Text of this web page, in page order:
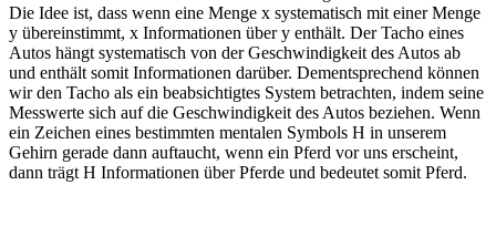
Die Idee ist, dass wenn eine Menge x systematisch mit einer Menge
y übereinstimmt, x Informationen über y enthält. Der Tacho eines
Autos hängt systematisch von der Geschwindigkeit des Autos ab
und enthält somit Informationen darüber. Dementsprechend können
wir den Tacho als ein beabsichtigtes System betrachten, indem seine
Messwerte sich auf die Geschwindigkeit des Autos beziehen. Wenn
ein Zeichen eines bestimmten mentalen Symbols H in unserem
Gehirn gerade dann auftaucht, wenn ein Pferd vor uns erscheint,
dann trägt H Informationen über Pferde und bedeutet somit Pferd.